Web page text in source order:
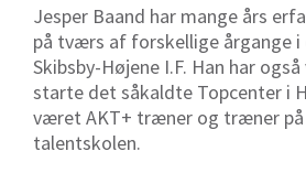
Jesper Baand har mange års
på tværs af forskellige årgange i
Skibsby-Højene I.F. Han har
starte det såkaldte Topcenter i
været AKT+ træner og træner
talentskolen.